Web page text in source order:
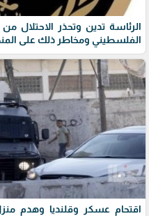
الرئاسة تدين وتحذر الاحتلال
الفلسطيني ومخاطر ذلك على
اقتحام عسكر وقلنديا وهدم